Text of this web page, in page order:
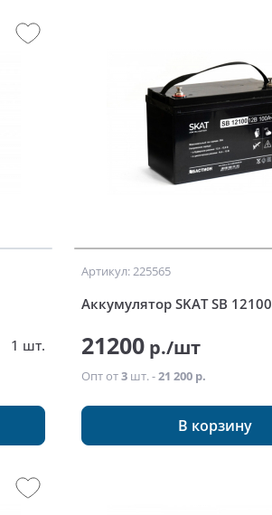
1 шт.
Артикул: 225565
Аккумулятор SKAT SB 12100
21200 р./шт
Опт от3 шт. -21 200 р.
В корзину